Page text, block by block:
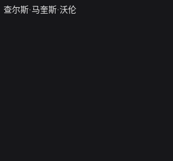
查尔斯·马奎斯·沃伦